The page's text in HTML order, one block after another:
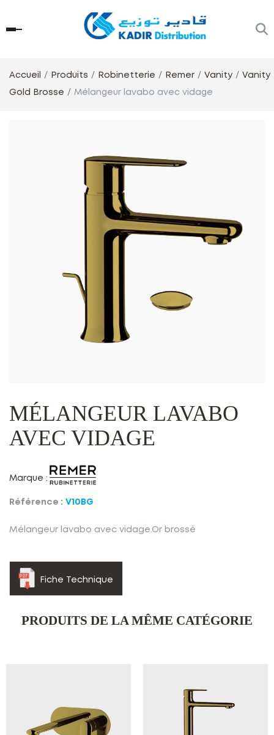
Accueil Produits Robinetterie Remer Vanity Vanity
Gold Brosse Mélangeur lavabo avec vidage
MÉLANGEUR LAVABO
AVEC VIDAGE
Marque :
Référence : V10BG
Mélangeur lavabo avec vidage.Or brossé
Fiche Technique
PRODUITS DE LA MÊME CATÉGORIE